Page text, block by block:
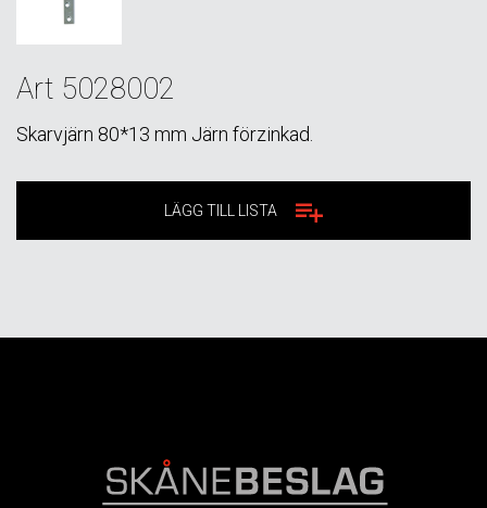
Art 5028002
Skarvjärn 80*13 mm Järn förzinkad.
LÄGG TILL LISTA